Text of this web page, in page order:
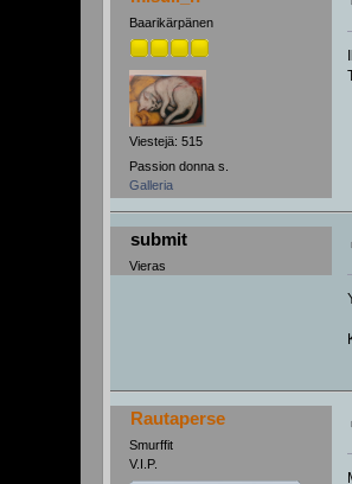
Baarikärpänen
Viestejä: 515
Passion donna s.
Galleria
submit
Vieras
Rautaperse
Smurffit
V.I.P.